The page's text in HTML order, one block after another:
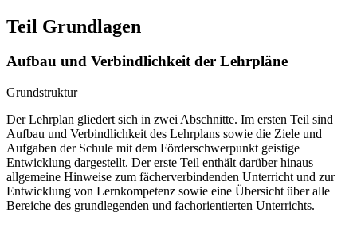
Teil Grundlagen
Aufbau und Verbindlichkeit der Lehrpläne
Grundstruktur
Der Lehrplan gliedert sich in zwei Abschnitte. Im ersten Teil sind
Aufbau und Verbindlichkeit des Lehrplans sowie die Ziele und
Aufgaben der Schule mit dem Förderschwerpunkt geistige
Entwicklung dargestellt. Der erste Teil enthält darüber hinaus
allgemeine Hinweise zum fächerverbindenden Unterricht und zur
Entwicklung von Lernkompetenz sowie eine Übersicht über alle
Bereiche des grundlegenden und fachorientierten Unterrichts.